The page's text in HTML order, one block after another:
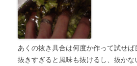
あくの抜き具合は何度か作って試せば
抜きすぎると風味も抜けるし、抜かな